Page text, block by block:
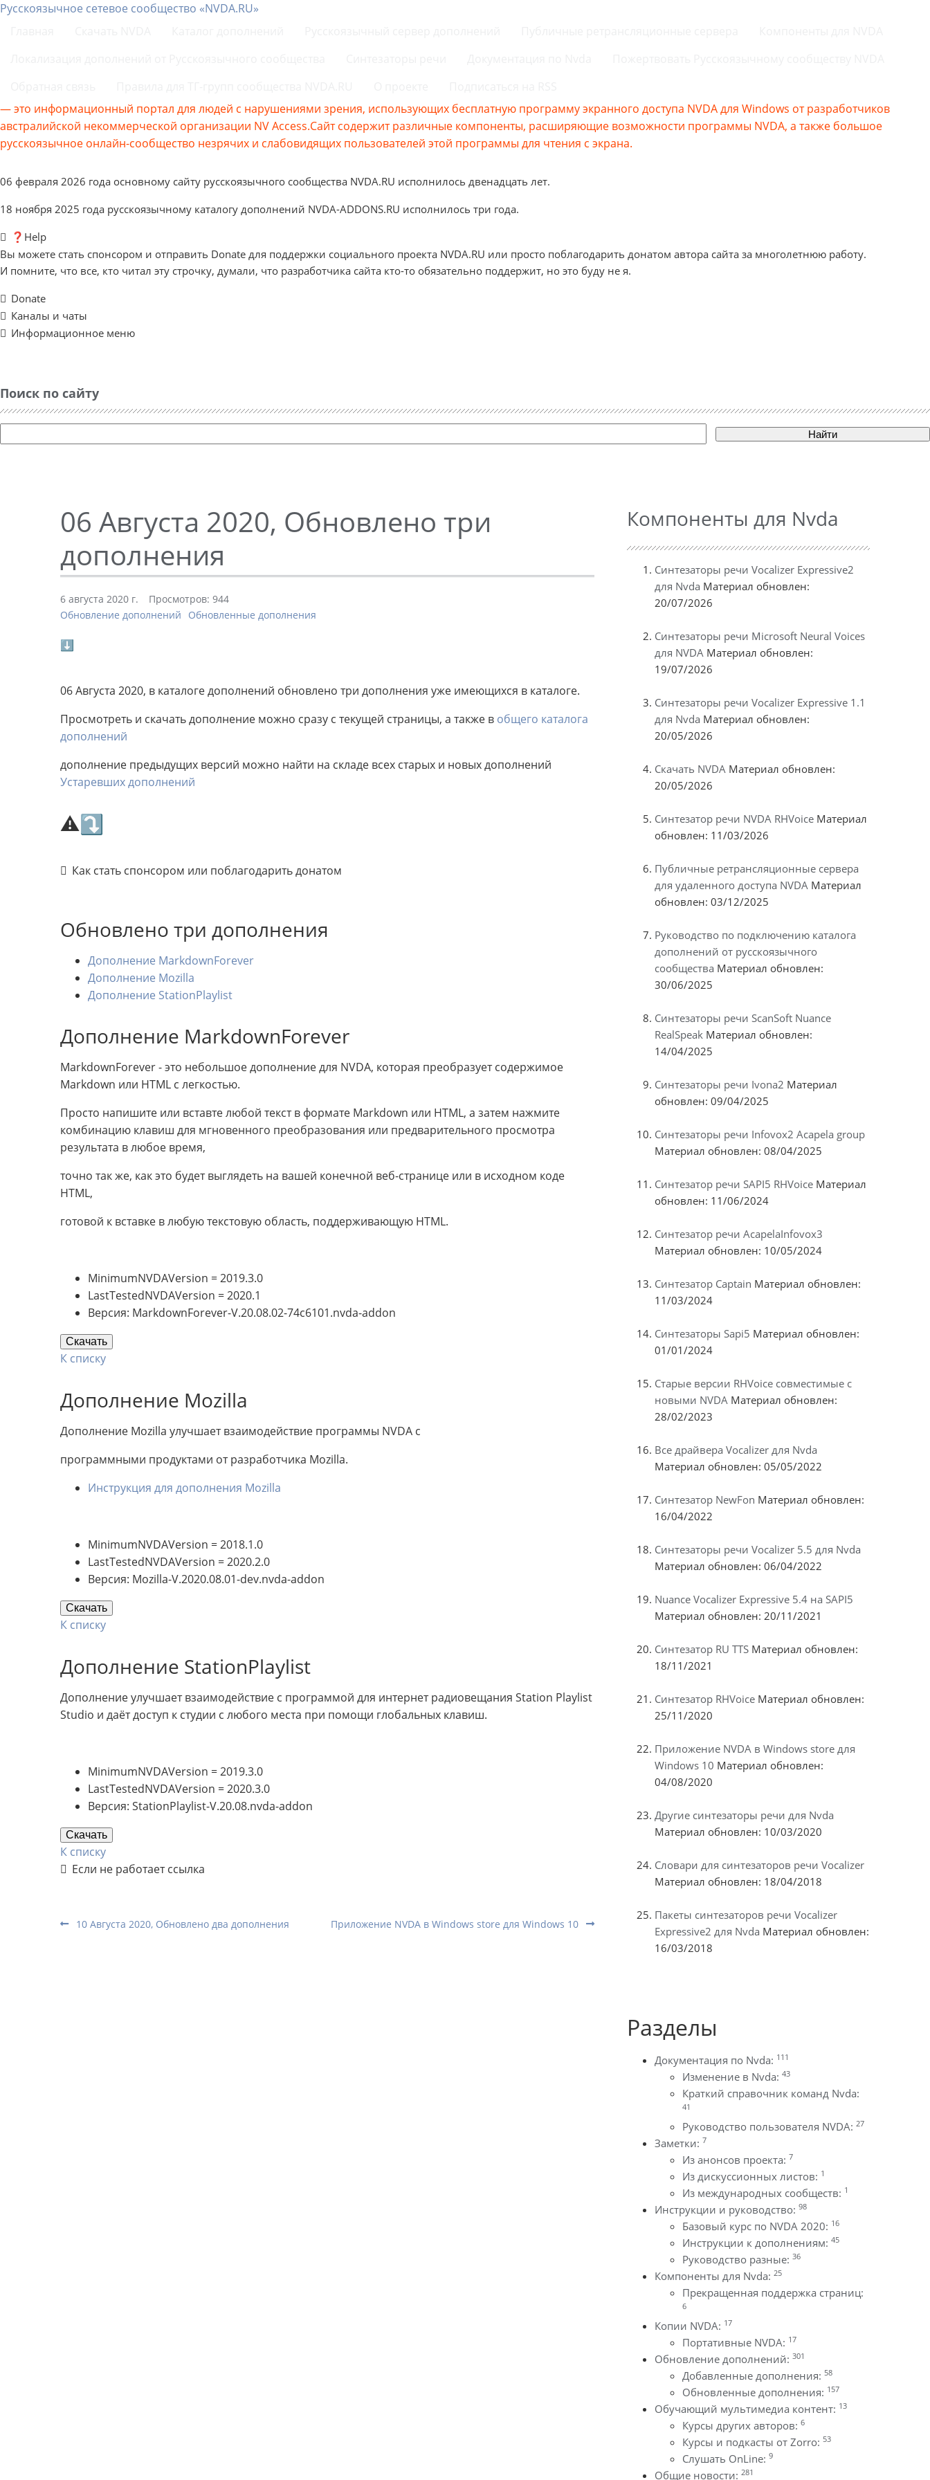
Русскоязычное сетевое сообщество «NVDA.RU»
— это информационный портал для людей с нарушениями зрения, использующих бесплатную программу экранного доступа NVDA для Windows от разработчиков
австралийской некоммерческой организации NV Access.Сайт содержит различные компоненты, расширяющие возможности программы NVDA, а также большое
русскоязычное онлайн-сообщество незрячих и слабовидящих пользователей этой программы для чтения с экрана.
06 февраля 2026 года основному сайту русскоязычного сообщества NVDA.RU исполнилось двенадцать лет.
18 ноября 2025 года русскоязычному каталогу дополнений NVDA-ADDONS.RU исполнилось три года.
❓Help
Вы можете стать спонсором и отправить Donate для поддержки социального проекта NVDA.RU или просто поблагодарить донатом автора сайта за многолетнюю работу.
И помните, что все, кто читал эту строчку, думали, что разработчика сайта кто-то обязательно поддержит, но это буду не я.
Donate
Каналы и чаты
Информационное меню
Поиск по сайту
Найти
06 Августа 2020, Обновлено три
дополнения
6 августа 2020 г.
Просмотров: 944
Обновление дополнений
Обновленные дополнения
⬇
06 Августа 2020, в каталоге дополнений обновлено три дополнения уже имеющихся в каталоге.
Просмотреть и скачать дополнение можно сразу с текущей страницы, а также в общего каталога
дополнений
дополнение предыдущих версий можно найти на складе всех старых и новых дополнений
Устаревших дополнений
⚠⤵
Как стать спонсором или поблагодарить донатом
Обновлено три дополнения
Дополнение MarkdownForever
Дополнение Mozilla
Дополнение StationPlaylist
Дополнение MarkdownForever
MarkdownForever - это небольшое дополнение для NVDA, которая преобразует содержимое
Markdown или HTML с легкостью.
Просто напишите или вставте любой текст в формате Markdown или HTML, а затем нажмите
комбинацию клавиш для мгновенного преобразования или предварительного просмотра
результата в любое время,
точно так же, как это будет выглядеть на вашей конечной веб-странице или в исходном коде
HTML,
готовой к вставке в любую текстовую область, поддерживающую HTML.
MinimumNVDAVersion = 2019.3.0
LastTestedNVDAVersion = 2020.1
Версия: MarkdownForever-V.20.08.02-74c6101.nvda-addon
Скачать
К списку
Дополнение Mozilla
Дополнение Mozilla улучшает взаимодействие программы NVDA с
программными продуктами от разработчика Mozilla.
Инструкция для дополнения Mozilla
MinimumNVDAVersion = 2018.1.0
LastTestedNVDAVersion = 2020.2.0
Версия: Mozilla-V.2020.08.01-dev.nvda-addon
Скачать
К списку
Дополнение StationPlaylist
Дополнение улучшает взаимодействие с программой для интернет радиовещания Station Playlist
Studio и даёт доступ к студии с любого места при помощи глобальных клавиш.
MinimumNVDAVersion = 2019.3.0
LastTestedNVDAVersion = 2020.3.0
Версия: StationPlaylist-V.20.08.nvda-addon
Скачать
К списку
Если не работает ссылка
10 Августа 2020, Обновлено два дополнения Приложение NVDA в Windows store для Windows 10
Компоненты для Nvda
Синтезаторы речи Vocalizer Expressive2
для Nvda Материал обновлен:
20/07/2026
Синтезаторы речи Microsoft Neural Voices
для NVDA Материал обновлен:
19/07/2026
Синтезаторы речи Vocalizer Expressive 1.1
для Nvda Материал обновлен:
20/05/2026
Скачать NVDA Материал обновлен:
20/05/2026
Синтезатор речи NVDA RHVoice Материал
обновлен: 11/03/2026
Публичные ретрансляционные сервера
для удаленного доступа NVDA Материал
обновлен: 03/12/2025
Руководство по подключению каталога
дополнений от русскоязычного
сообщества Материал обновлен:
30/06/2025
Синтезаторы речи ScanSoft Nuance
RealSpeak Материал обновлен:
14/04/2025
Синтезаторы речи Ivona2 Материал
обновлен: 09/04/2025
Синтезаторы речи Infovox2 Acapela group
Материал обновлен: 08/04/2025
Синтезатор речи SAPI5 RHVoice Материал
обновлен: 11/06/2024
Синтезатор речи AcapelaInfovox3
Материал обновлен: 10/05/2024
Синтезатор Captain Материал обновлен:
11/03/2024
Синтезаторы Sapi5 Материал обновлен:
01/01/2024
Старые версии RHVoice совместимые с
новыми NVDA Материал обновлен:
28/02/2023
Все драйвера Vocalizer для Nvda
Материал обновлен: 05/05/2022
Синтезатор NewFon Материал обновлен:
16/04/2022
Синтезаторы речи Vocalizer 5.5 для Nvda
Материал обновлен: 06/04/2022
Nuance Vocalizer Expressive 5.4 на SAPI5
Материал обновлен: 20/11/2021
Синтезатор RU TTS Материал обновлен:
18/11/2021
Синтезатор RHVoice Материал обновлен:
25/11/2020
Приложение NVDA в Windows store для
Windows 10 Материал обновлен:
04/08/2020
Другие синтезаторы речи для Nvda
Материал обновлен: 10/03/2020
Словари для синтезаторов речи Vocalizer
Материал обновлен: 18/04/2018
Пакеты синтезаторов речи Vocalizer
Expressive2 для Nvda Материал обновлен:
16/03/2018
Разделы
Документация по Nvda: 111
Изменение в Nvda: 43
Краткий справочник команд Nvda:
41
Руководство пользователя NVDA: 27
Заметки: 7
Из анонсов проекта: 7
Из дискуссионных листов: 1
Из международных сообществ: 1
Инструкции и руководство: 98
Базовый курс по NVDA 2020: 16
Инструкции к дополнениям: 45
Руководство разные: 36
Компоненты для Nvda: 25
Прекращенная поддержка страниц:
6
Копии NVDA: 17
Портативные NVDA: 17
Обновление дополнений: 301
Добавленные дополнения: 58
Обновленные дополнения: 157
Обучающий мультимедиа контент: 13
Курсы других авторов: 6
Курсы и подкасты от Zorro: 53
Слушать OnLine: 9
Общие новости: 281